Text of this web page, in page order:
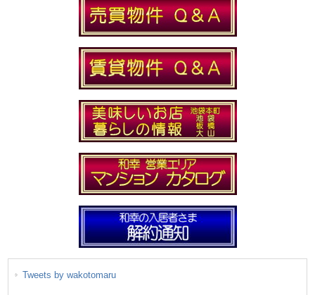
Tweets by wakotomaru